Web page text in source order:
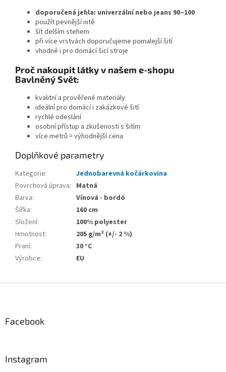
doporučená jehla: univerzální nebo jeans 90–100
použít pevnější nitě
šít delším stehem
při více vrstvách doporučujeme pomalejší šití
vhodné i pro domácí šicí stroje
Proč nakoupit látky v našem e-shopu
Bavlněný Svět:
kvalitní a prověřené materiály
ideální pro domácí i zakázkové šití
rychlé odeslání
osobní přístup a zkušenosti s šitím
více metrů = výhodnější cena
Doplňkové parametry
Kategorie:
Jednobarevná kočárkovina
Povrchová úprava: Matná
Barva:
Vínová - bordó
Šířka:
160 cm
Složení:
100% polyester
Hmotnost:
205 g/m² (+/- 2 %)
Praní:
30 °C
Výrobce: EU
Facebook
Instagram